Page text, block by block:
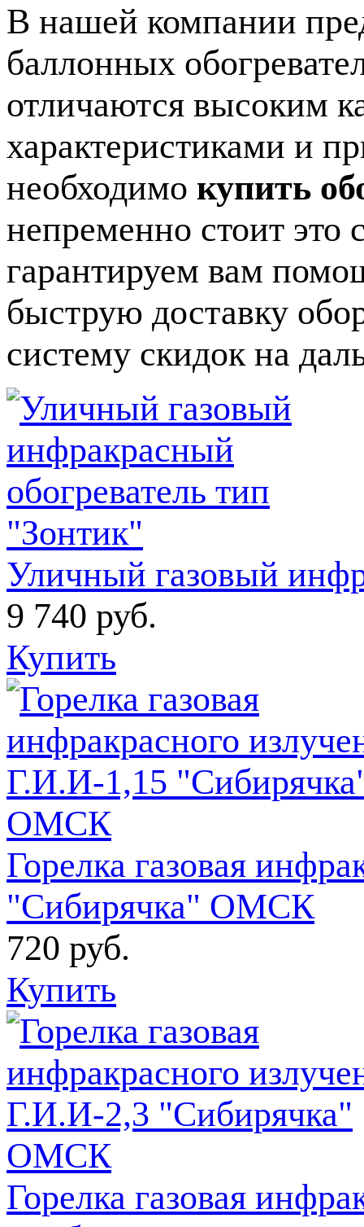
В нашей компании
баллонных
отличаются высоким
характеристиками и
необходимо купить
непременно стоит
гарантируем вам
быструю доставку
систему скидок на
Уличный газовый
9 740 руб.
Купить
Горелка газовая
"Сибирячка" ОМСК
720 руб.
Купить
Горелка газовая